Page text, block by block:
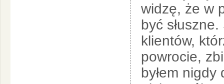
widzę, że w
być
klientów,
powrocie,
byłem